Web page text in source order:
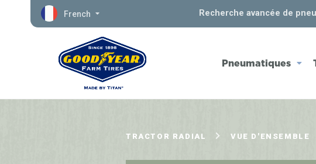
French Recherche avancée de pneu
Pneumatiques
TRACTOR RADIAL VUE D'ENSEMBLE